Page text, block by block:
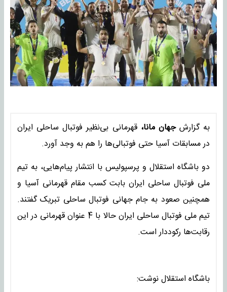
به گزارشجهان مانا، قهرمانی بی‌نظیر فوتبال ساحلی ایران
در مسابقات آسیا حتی فوتبالی‌ها را هم به وجد آورد.
دو باشگاه استقلال و پرسپولیس با انتشار پیام‌هایی، به تیم
ملی فوتبال ساحلی ایران بابت کسب مقام قهرمانی آسیا و
همچنین صعود به جام جهانی فوتبال ساحلی تبریک گفتند.
تیم ملی فوتبال ساحلی ایران حالا با 4 عنوان قهرمانی در این
رقابت‌ها رکوددار است.
باشگاه استقلال نوشت: